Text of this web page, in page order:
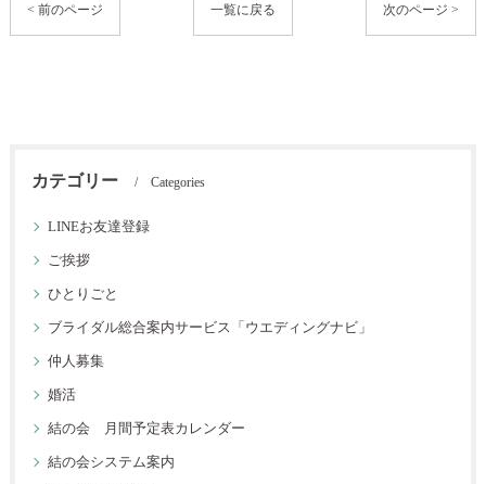
< 前のページ 一覧に戻る 次のページ >
カテゴリー Categories
LINEお友達登録
ご挨拶
ひとりごと
ブライダル総合案内サービス「ウエディングナビ」
仲人募集
婚活
結の会 月間予定表カレンダー
結の会システム案内